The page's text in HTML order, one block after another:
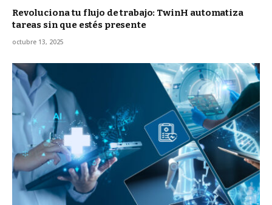
Revoluciona tu flujo de trabajo: TwinH automatiza
tareas sin que estés presente
octubre 13, 2025